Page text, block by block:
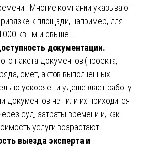
Многие компании указывают
к площади, например, для
кв. м и свыше .
документации.
пакета документов (проекта,
смет, актов выполненных
ускоряет и удешевляет работу
документов нет или их приходится
суд, затраты времени и, как
услуги возрастают.
выезда эксперта и